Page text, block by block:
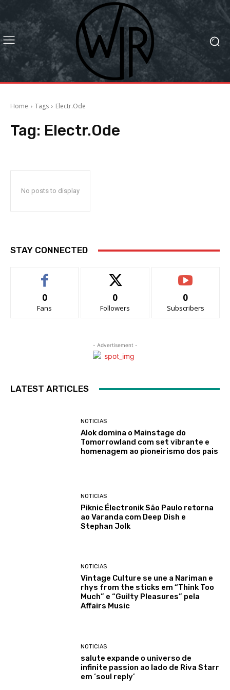
Home Tags Electr.Ode
Tag: Electr.Ode
No posts to display
STAY CONNECTED
0
Fans
0
Followers
0
Subscribers
- Advertisement -
LATEST ARTICLES
NOTICIAS
Alok domina o Mainstage do
Tomorrowland com set vibrante e
homenagem ao pioneirismo dos pais
NOTICIAS
Piknic Électronik São Paulo retorna
ao Varanda com Deep Dish e
Stephan Jolk
NOTICIAS
Vintage Culture se une a Nariman e
rhys from the sticks em “Think Too
Much” e “Guilty Pleasures” pela
Affairs Music
NOTICIAS
salute expande o universo de
infinite passion ao lado de Riva Starr
em ‘soul reply’